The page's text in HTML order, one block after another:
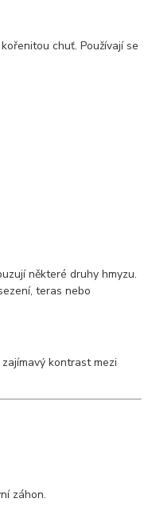
chuť. Používají se
některé druhy hmyzu.
teras nebo
kontrast mezi
záhon.